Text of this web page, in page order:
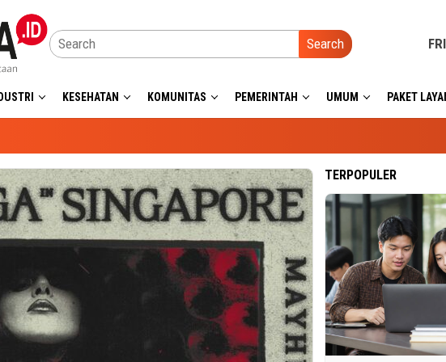
Search
KESEHATAN KOMUNITAS PEMERINTAH UMUM PAKET
TERPOPULER